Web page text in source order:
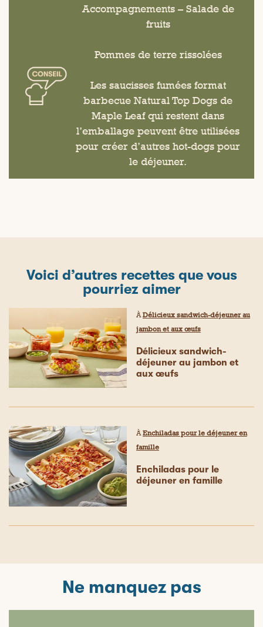
Accompagnements – Salade de
fruits
Pommes de terre rissolées
Les saucisses fumées format
barbecue Natural Top Dogs de
Maple Leaf qui restent dans
l’emballage peuvent être utilisées
pour créer d’autres hot-dogs pour
le déjeuner.
Voici d’autres recettes que vous
pourriez aimer
ÀDélicieux sandwich-déjeuner au
jambon et aux œufs
Délicieux sandwich-
déjeuner au jambon et
aux œufs
ÀEnchiladas pour le déjeuner en
famille
Enchiladas pour le
déjeuner en famille
Ne manquez pas